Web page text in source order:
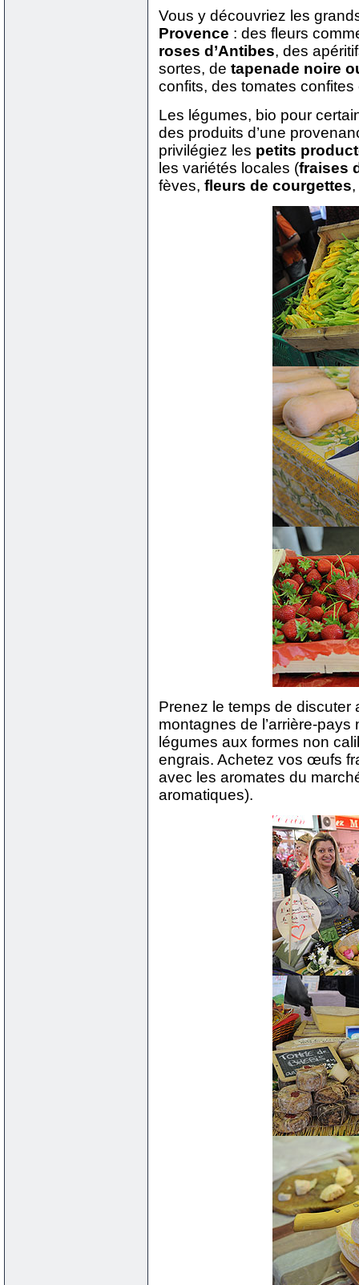
Vous y découvriez les
Provence : des fleurs
roses d’Antibes, des
sortes, de tapenade noire
confits, des tomates
Les légumes, bio pour
des produits d’une
privilégiez les petits
les variétés locales (fraises
fèves, fleurs de courgettes
Prenez le temps de
montagnes de l’arrière-
légumes aux formes non
engrais. Achetez vos œufs
avec les aromates du
aromatiques).